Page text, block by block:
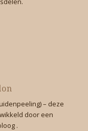
– deze
door een
.